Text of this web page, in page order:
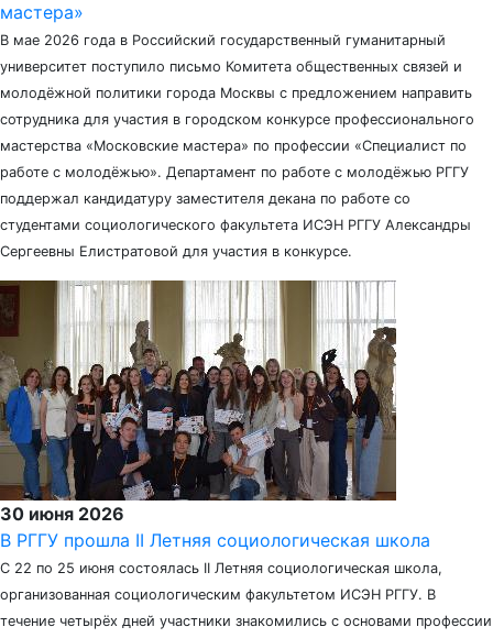
мастера»
В мае 2026 года в Российский государственный гуманитарный
университет поступило письмо Комитета общественных связей и
молодёжной политики города Москвы с предложением направить
сотрудника для участия в городском конкурсе профессионального
мастерства «Московские мастера» по профессии «Специалист по
работе с молодёжью». Департамент по работе с молодёжью РГГУ
поддержал кандидатуру заместителя декана по работе со
студентами социологического факультета ИСЭН РГГУ Александры
Сергеевны Елистратовой для участия в конкурсе.
30 июня 2026
В РГГУ прошла II Летняя социологическая школа
С 22 по 25 июня состоялась II Летняя социологическая школа,
организованная социологическим факультетом ИСЭН РГГУ. В
течение четырёх дней участники знакомились с основами профессии